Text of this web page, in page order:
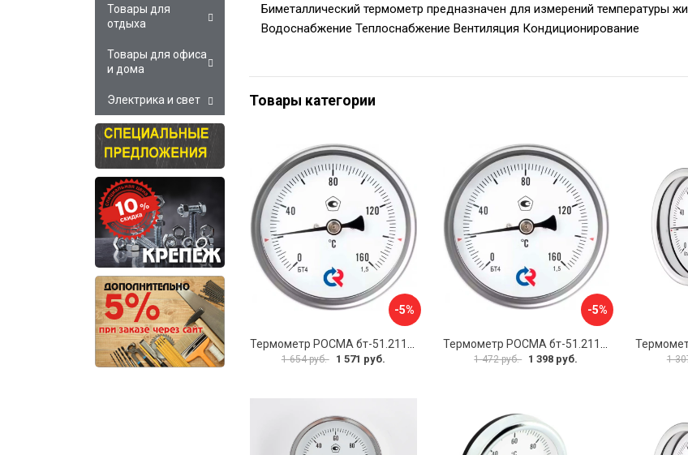
Биметаллический термометр предназначен для измерений температуры
Водоснабжение Теплоснабжение Вентиляция Кондиционирование
Товары категории
-5%
1 654 руб. 1 571 руб.
-5%
1 472 руб. 1 398 руб. 1
Товары для
отдыха
Товары для офиса
и дома
Электрика и свет